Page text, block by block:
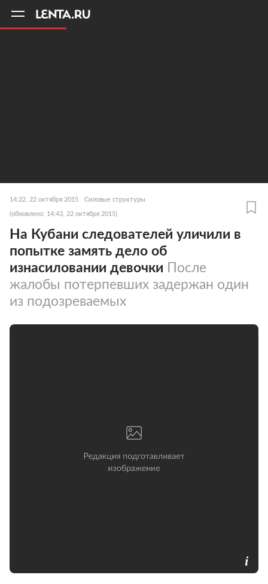
14:22, 22 октября 2015 Силовые структуры
(обновлено: 14:43, 22 октября 2015)
На Кубани следователей уличили в
попытке замять дело об
изнасиловании девочки После
жалобы потерпевших задержан один
из подозреваемых